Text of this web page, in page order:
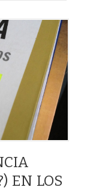
EN LOS